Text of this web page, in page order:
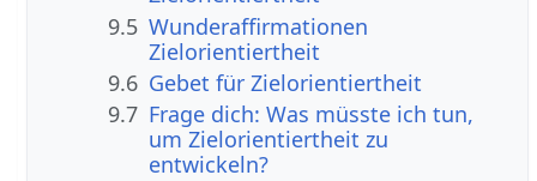
9.5 Wunderaffirmationen
Zielorientiertheit
9.6 Gebet für Zielorientiertheit
9.7 Frage dich: Was müsste ich tun,
um Zielorientiertheit zu
entwickeln?